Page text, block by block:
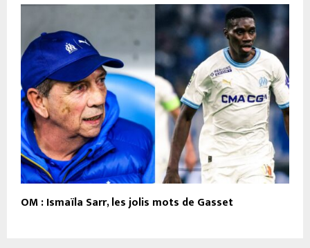
OM : Ismaïla Sarr, les jolis mots de Gasset